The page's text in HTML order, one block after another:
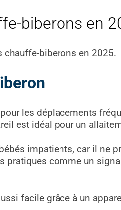
biberons en
chauffe-biberons en 2025.
les déplacements
est idéal pour un
impatients, car il ne
comme un
facile grâce à un